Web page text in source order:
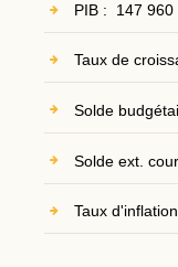
PIB : 147 960
Taux de
Solde
Solde ext.
Taux